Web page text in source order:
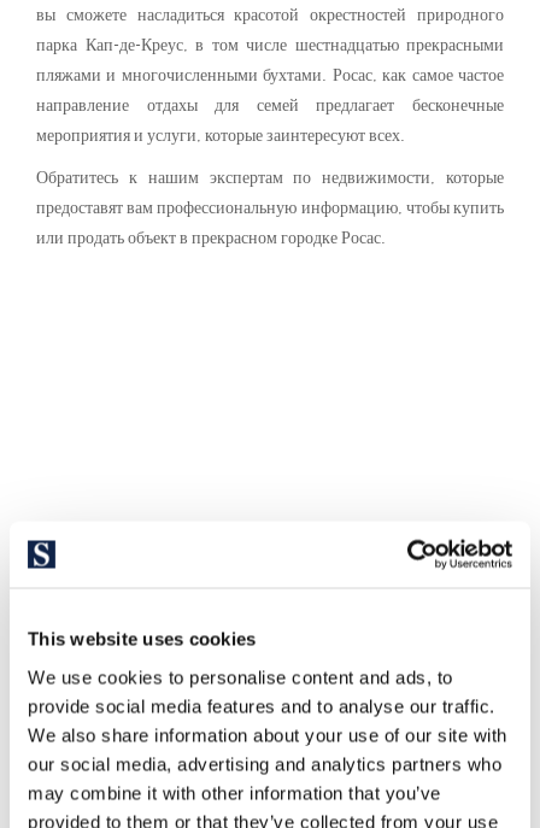
This website uses cookies
We use cookies to personalise content and ads, to
provide social media features and to analyse our traffic.
We also share information about your use of our site with
our social media, advertising and analytics partners who
may combine it with other information that you’ve
provided to them or that they’ve collected from your use
вы сможете насладиться красотой окрестностей природного
парка Кап-де-Креус, в том числе шестнадцатью прекрасными
пляжами и многочисленными бухтами. Росас, как самое частое
направление отдахы для семей предлагает бесконечные
мероприятия и услуги, которые заинтересуют всех.
Обратитесь к нашим экспертам по недвижимости, которые
предоставят вам профессиональную информацию, чтобы купить
или продать объект в прекрасном городке Росас.